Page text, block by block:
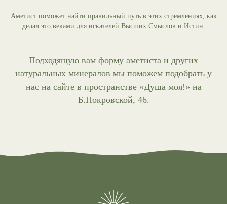
Аметист поможет найти правильный путь в этих стремлениях, как
делал это веками для искателей Высших Смыслов и Истин.
Подходящую вам форму аметиста и других
натуральных минералов мы поможем подобрать у
нас на сайте в пространстве «Душа моя!» на
Б.Покровской, 46.